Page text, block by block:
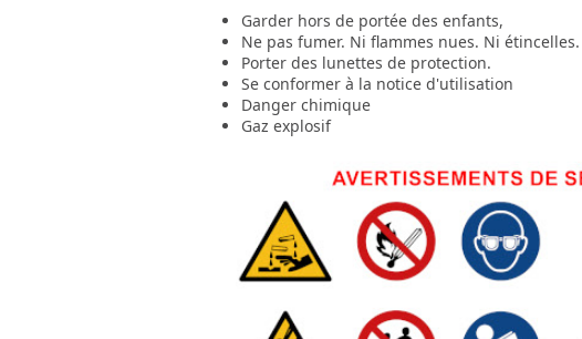
Garder hors de portée des enfants,
Ne pas fumer. Ni flammes nues. Ni étincelles.
Porter des lunettes de protection.
Se conformer à la notice d'utilisation
Danger chimique
Gaz explosif